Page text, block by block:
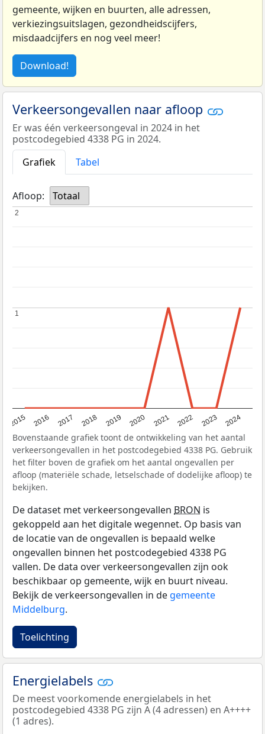
gemeente, wijken en buurten, alle adressen,
verkiezingsuitslagen, gezondheidscijfers,
misdaadcijfers en nog veel meer!
Download!
Verkeersongevallen naar afloop
Er was één verkeersongeval in 2024 in het
postcodegebied 4338 PG in 2024.
Grafiek
Tabel
Afloop: Totaal
2015 2016 2017 2018 2019 2020 2021 2022 2023 2024
1
1
2
2
Bovenstaande grafiek toont de ontwikkeling van het aantal
verkeersongevallen in het postcodegebied 4338 PG. Gebruik
het filter boven de grafiek om het aantal ongevallen per
afloop (materiële schade, letselschade of dodelijke afloop) te
bekijken.
De dataset met verkeersongevallen BRON is
gekoppeld aan het digitale wegennet. Op basis van
de locatie van de ongevallen is bepaald welke
ongevallen binnen het postcodegebied 4338 PG
vallen. De data over verkeersongevallen zijn ook
beschikbaar op gemeente, wijk en buurt niveau.
Bekijk de verkeersongevallen in de gemeente
Middelburg.
Toelichting
Energielabels
De meest voorkomende energielabels in het
postcodegebied 4338 PG zijn A (4 adressen) en A++++
(1 adres).